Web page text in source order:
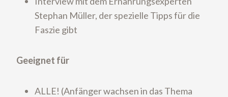
Stephan Müller, der spezielle Tipps für die
Faszie gibt
Geeignet für
ALLE! (Anfänger wachsen in das Thema